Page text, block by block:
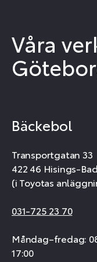
Våra
Bäckebol
Transportgatan 33
422 46 Hisings-
(i Toyotas
031-725 23 70
Måndag–fredag:
17:00